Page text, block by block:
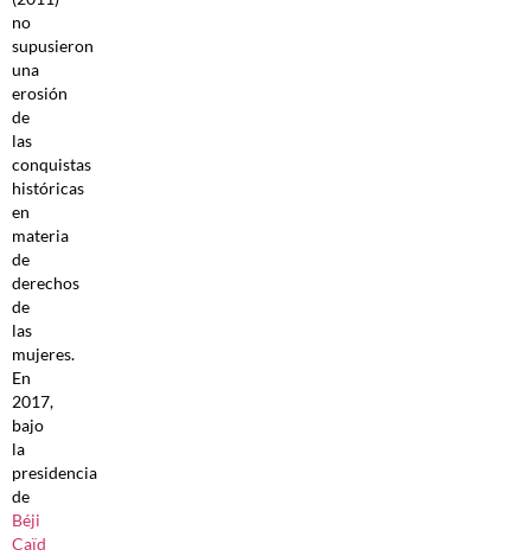
no
supusieron
una
erosión
de
las
conquistas
históricas
en
materia
de
derechos
de
las
mujeres.
En
2017,
bajo
la
presidencia
de
Béji
Caïd